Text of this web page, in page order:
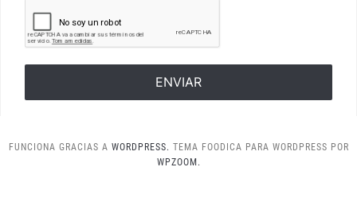
ENVIAR
FUNCIONA GRACIAS A WORDPRESS. TEMA FOODICA PARA WORDPRESS POR
WPZOOM.